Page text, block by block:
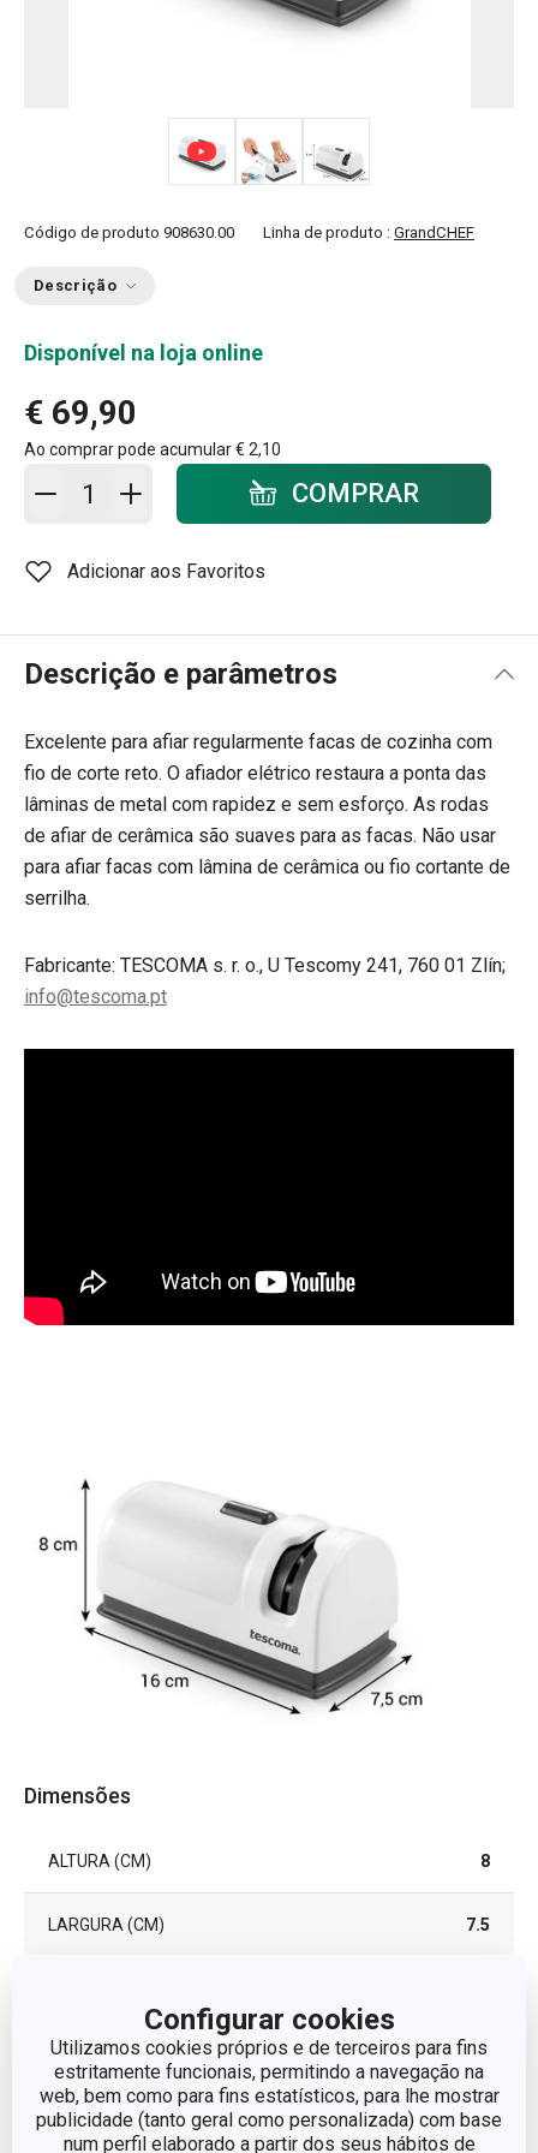
Configurar cookies
Utilizamos cookies próprios e de terceiros para fins
estritamente funcionais, permitindo a navegação na
web, bem como para fins estatísticos, para lhe mostrar
publicidade (tanto geral como personalizada) com base
num perfil elaborado a partir dos seus hábitos de
Código de produto 908630.00 Linha de produto : GrandCHEF
Descrição
Disponível na loja online
€ 69,90
Ao comprar pode acumular€ 2,10
Adicionar ao carrinho - quantidadeCOMPRAR
Adicionar aos Favoritos
Descrição e parâmetros
Excelente para afiar regularmente facas de cozinha com
fio de corte reto. O afiador elétrico restaura a ponta das
lâminas de metal com rapidez e sem esforço. As rodas
de afiar de cerâmica são suaves para as facas. Não usar
para afiar facas com lâmina de cerâmica ou fio cortante de
serrilha.
Fabricante: TESCOMA s. r. o., U Tescomy 241, 760 01 Zlín;
info@tescoma.pt
Dimensões
ALTURA (CM) 8
LARGURA (CM) 7.5
Outros parâmetros
CATEGORIA Afiador de facas